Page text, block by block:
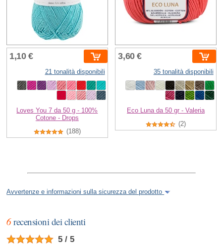
1,10 €
21 tonalità disponibili
Loves You 7 da 50 g - 100%
Cotone - Drops
(188)
3,60 €
35 tonalità disponibili
Eco Luna da 50 gr - Valeria
(2)
Avvertenze e informazioni sulla sicurezza del prodotto
6recensioni dei clienti
5 / 5